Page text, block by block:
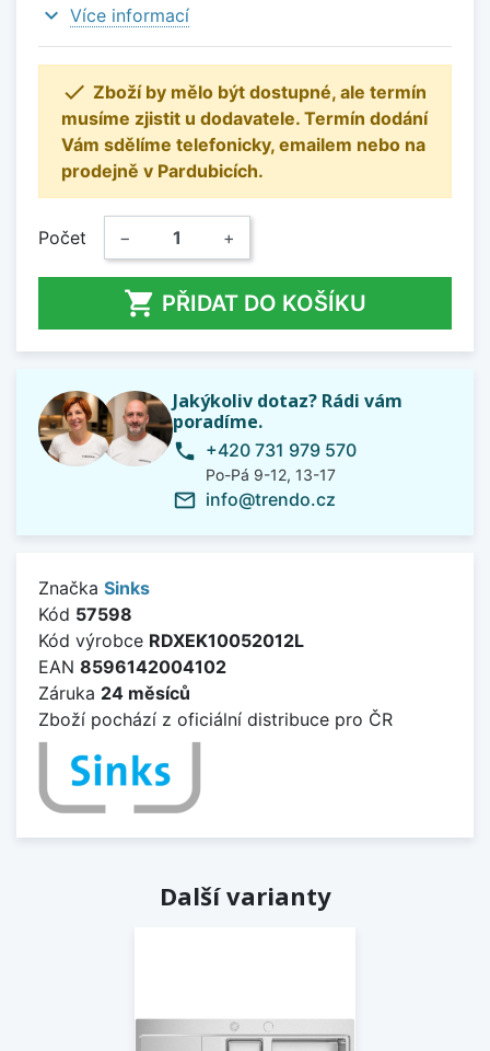
expand_more Více informací
 Zboží by mělo být dostupné, ale termín
musíme zjistit u dodavatele. Termín dodání
Vám sdělíme telefonicky, emailem nebo na
prodejně v Pardubicích.
Počet − +
 PŘIDAT DO KOŠÍKU
Jakýkoliv dotaz? Rádi vám
poradíme.
phone +420 731 979 570
Po-Pá 9-12, 13-17
mail_outline info@trendo.cz
Značka Sinks
Kód 57598
Kód výrobce RDXEK10052012L
EAN 8596142004102
Záruka 24 měsíců
Zboží pochází z oficiální distribuce pro ČR
Další varianty